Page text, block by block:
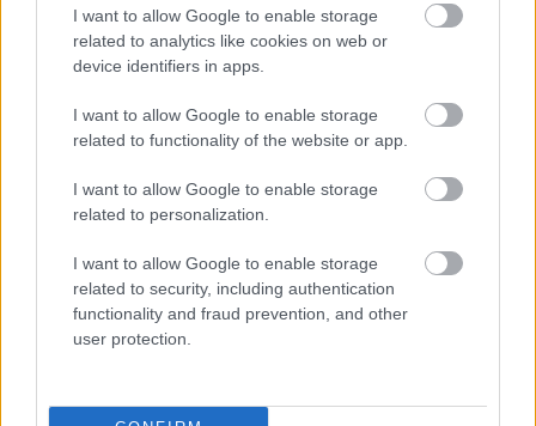
I want to allow Google to enable storage
related to analytics like cookies on web or
device identifiers in apps.
I want to allow Google to enable storage
related to functionality of the website or app.
I want to allow Google to enable storage
related to personalization.
I want to allow Google to enable storage
related to security, including authentication
functionality and fraud prevention, and other
user protection.
"Farkas báránybőrben", avagy a
látszat néha csal
György Sándor Balázs • 2016. augusztus 16.
Nemrég írtunk a hadviselés egyik legfontosabb
alapszabályáról, nevesül arról, hogy ha van rá mód,
mielőtt az komolyabb műveletbe kezdene. Hasonló
szabály, hogy ahol csak lehet, téveszd meg a
szemben álló felet; erre jó példa a…